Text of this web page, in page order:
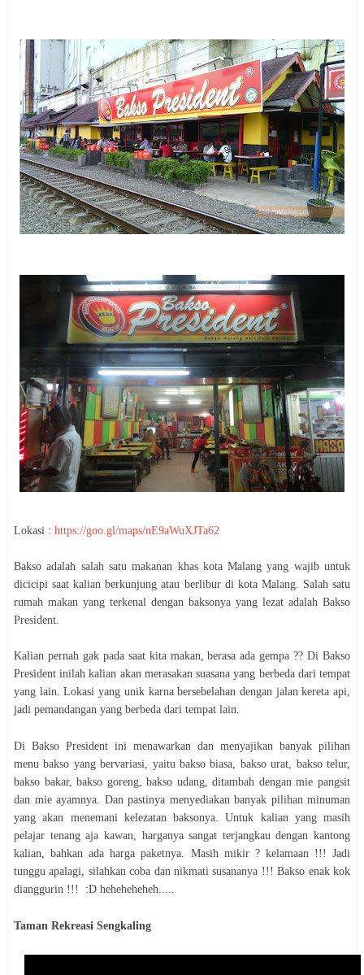
Lokasi : https://goo.gl/maps/nE9aWuXJTa62
Bakso adalah salah satu makanan khas kota Malang yang wajib untuk
dicicipi saat kalian berkunjung atau berlibur di kota Malang. Salah satu
rumah makan yang terkenal dengan baksonya yang lezat adalah Bakso
President.
Kalian pernah gak pada saat kita makan, berasa ada gempa ?? Di Bakso
President inilah kalian akan merasakan suasana yang berbeda dari tempat
yang lain. Lokasi yang unik karna bersebelahan dengan jalan kereta api,
jadi pemandangan yang berbeda dari tempat lain.
Di Bakso President ini menawarkan dan menyajikan banyak pilihan
menu bakso yang bervariasi, yaitu bakso biasa, bakso urat, bakso telur,
bakso bakar, bakso goreng, bakso udang, ditambah dengan mie pangsit
dan mie ayamnya. Dan pastinya menyediakan banyak pilihan minuman
yang akan menemani kelezatan baksonya. Untuk kalian yang masih
pelajar tenang aja kawan, harganya sangat terjangkau dengan kantong
kalian, bahkan ada harga paketnya. Masih mikir ? kelamaan !!! Jadi
tunggu apalagi, silahkan coba dan nikmati susananya !!! Bakso enak kok
dianggurin !!! :D heheheheheh.....
Taman Rekreasi Sengkaling